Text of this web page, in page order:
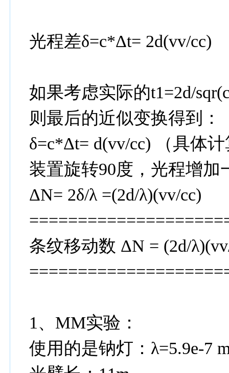
光程差δ=c*Δt= 2d(vv/cc)
如果考虑实际的t1=2d/
则最后的近似变换得到：
δ=c*Δt= d(vv/cc) （具体
装置旋转90度，光程增
ΔN= 2δ/λ =(2d/λ)(vv/cc)
条纹移动数 ΔN = (2d/
1、MM实验：
使用的是钠灯：λ=5.9e-7